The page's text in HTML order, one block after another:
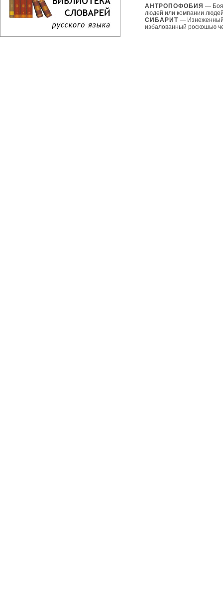
АНТРОПОФОБИЯ —
людей или компании
СИБАРИТ —
избалованный роскошью